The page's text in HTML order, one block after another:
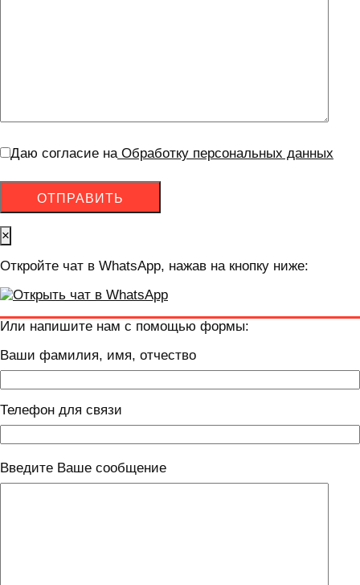
Даю согласие на Обработку персональных данных
×
Откройте чат в WhatsApp, нажав на кнопку ниже:
Или напишите нам с помощью формы:
Ваши фамилия, имя, отчество
Телефон для связи
Введите Ваше сообщение